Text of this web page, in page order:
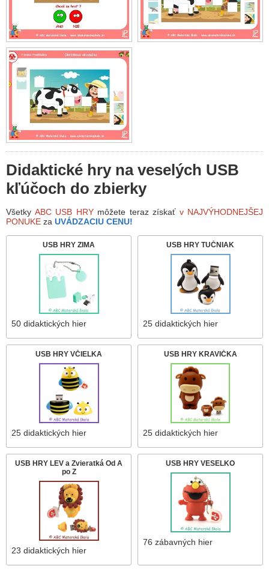
Didaktické hry na veselých USB
kľúčoch do zbierky
Všetky ABC USB HRYmôžete teraz získať v NAJVÝHODNEJŠEJ
PONUKE za UVÁDZACIU CENU!
USB HRY ZIMA
50 didaktických hier
USB HRY TUČNIAK
25 didaktických hier
USB HRY VČIELKA
25 didaktických hier
USB HRY KRAVIČKA
25 didaktických hier
USB HRY LEV a Zvieratká Od A
po Z
23 didaktických hier
USB HRY VESELKO
76 zábavných hier